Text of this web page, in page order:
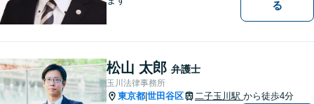
る
松山 太郎 弁護士
玉川法律事務所
東京都 世田谷区 二子玉川駅 から徒歩4分